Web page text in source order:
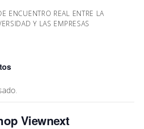
ENCUENTRO REAL ENTRE LA
Y LAS EMPRESAS
Viewnext